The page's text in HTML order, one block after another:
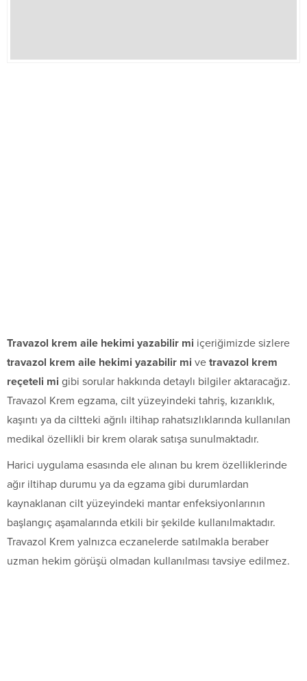
Travazol krem aile hekimi yazabilir mi içeriğimizde sizlere
travazol krem aile hekimi yazabilir mi ve travazol krem
reçeteli mi gibi sorular hakkında detaylı bilgiler aktaracağız.
Travazol Krem egzama, cilt yüzeyindeki tahriş, kızarıklık,
kaşıntı ya da ciltteki ağrılı iltihap rahatsızlıklarında kullanılan
medikal özellikli bir krem olarak satışa sunulmaktadır.
Harici uygulama esasında ele alınan bu krem özelliklerinde
ağır iltihap durumu ya da egzama gibi durumlardan
kaynaklanan cilt yüzeyindeki mantar enfeksiyonlarının
başlangıç aşamalarında etkili bir şekilde kullanılmaktadır.
Travazol Krem yalnızca eczanelerde satılmakla beraber
uzman hekim görüşü olmadan kullanılması tavsiye edilmez.